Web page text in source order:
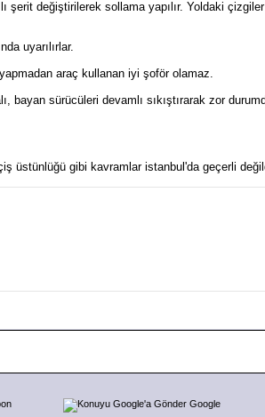
şerit değiştirilerek sollama yapılır. Yoldaki
uyarılırlar.
araç kullanan iyi şoför olamaz.
bayan sürücüleri devamlı sıkıştırarak zor
üstünlüğü gibi kavramlar istanbul'da geçerli
Google